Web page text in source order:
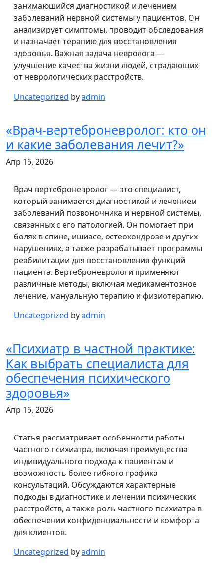
занимающийся диагностикой и лечением
заболеваний нервной системы у пациентов. Он
анализирует симптомы, проводит обследования
и назначает терапию для восстановления
здоровья. Важная задача невролога —
улучшение качества жизни людей, страдающих
от неврологических расстройств.
Uncategorized byadmin
«Врач-вертеброневролог: кто он
и какие заболевания лечит?»
Апр 16, 2026
Врач вертеброневролог — это специалист,
который занимается диагностикой и лечением
заболеваний позвоночника и нервной системы,
связанных с его патологией. Он помогает при
болях в спине, ишиасе, остеохондрозе и других
нарушениях, а также разрабатывает программы
реабилитации для восстановления функций
пациента. Вертеброневрологи применяют
различные методы, включая медикаментозное
лечение, мануальную терапию и физиотерапию.
Uncategorized byadmin
«Психиатр в частной практике:
Как выбрать специалиста для
обеспечения психического
здоровья»
Апр 16, 2026
Статья рассматривает особенности работы
частного психиатра, включая преимущества
индивидуального подхода к пациентам и
возможность более гибкого графика
консультаций. Обсуждаются характерные
подходы в диагностике и лечении психических
расстройств, а также роль частного психиатра в
обеспечении конфиденциальности и комфорта
для клиентов.
Uncategorized byadmin